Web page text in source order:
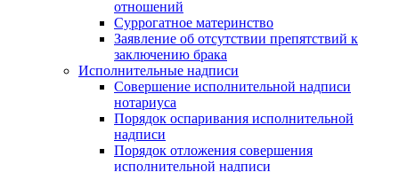
отношений
Суррогатное материнство
Заявление об отсутствии препятствий к
заключению брака
Исполнительные надписи
Совершение исполнительной надписи
нотариуса
Порядок оспаривания исполнительной
надписи
Порядок отложения совершения
исполнительной надписи